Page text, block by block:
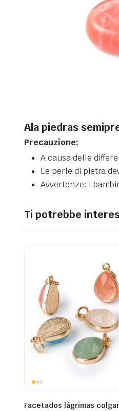
Ala piedras
Precauzione:
A causa delle
Le perle di pietra
Avvertenze: i
Ti potrebbe
Facetados lágrimas